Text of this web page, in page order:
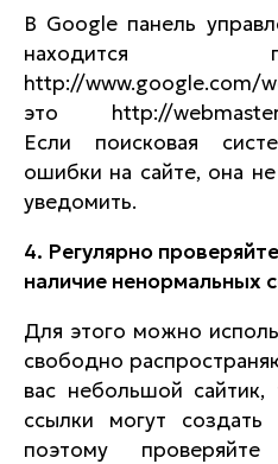
В Google панель
находится
http://www.google.com/
это http://
Если поисковая
ошибки на сайте, она
уведомить.
4. Регулярно
наличие ненормальных
Для этого можно
свободно
вас небольшой
ссылки могут
поэтому